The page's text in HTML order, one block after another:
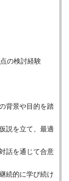
の検討経験
背景や目的を踏
説を立て、最適
話を通じて合意
続的に学び続け